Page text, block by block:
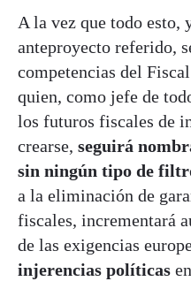
A la vez que todo esto,
anteproyecto referido,
competencias del
quien, como jefe de
los futuros fiscales de
crearse, seguirá
sin ningún tipo de
a la eliminación de
fiscales, incrementará
de las exigencias
injerencias políticas